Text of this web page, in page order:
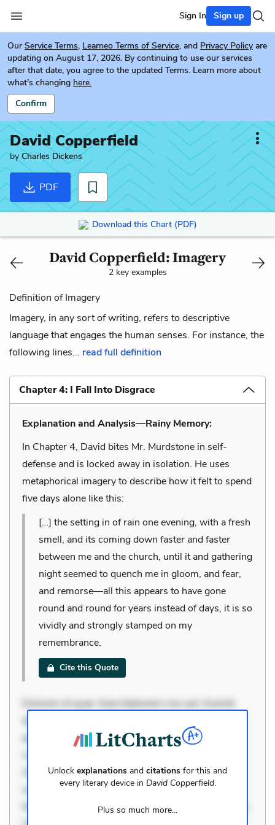
Sign In Sign up
Our Service Terms, Learneo Terms of Service, and Privacy Policy are
updating on August 17, 2026. By continuing to use our services
after that date, you agree to the updated Terms. Learn more about
what's changing here.
Confirm
David Copperfield
by Charles Dickens
PDF
Download this Chart (PDF)
David Copperfield: Imagery
2 key examples
Definition of Imagery
Imagery, in any sort of writing, refers to descriptive
language that engages the human senses. For instance, the
following lines... read full definition
Chapter 4: I Fall Into Disgrace
Explanation and Analysis—Rainy Memory:
In Chapter 4, David bites Mr. Murdstone in self-
defense and is locked away in isolation. He uses
metaphorical imagery to describe how it felt to spend
five days alone like this:
[…] the setting in of rain one evening, with a fresh
smell, and its coming down faster and faster
between me and the church, until it and gathering
night seemed to quench me in gloom, and fear,
and remorse—all this appears to have gone
round and round for years instead of days, it is so
vividly and strongly stamped on my
remembrance.
Cite this Quote
Dolorem et quae. Exercitationem non aut. Eveniet
dolor non. Incidunt dolores sunt. Ad dolor at. Quia
aperiam eligendi. Ut veniam voluptatem. Aperiam
Occaecati ea suscipit. Optio ut iste. Voluptas aut
occaecati. Accusantium recusandae voluptates.
Explicabo minus tempore. Nostrum dolor asperiores.
Unlock explanations and citations for this and
every literary device in David Copperfield.
Plus so much more...